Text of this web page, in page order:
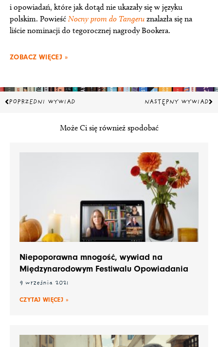
i opowiadań, które jak dotąd nie ukazały się w języku
polskim. Powieść Nocny prom do Tangeru znalazła się na
liście nominacji do tegorocznej nagrody Bookera.
ZOBACZ WIĘCEJ »
Prev
POPRZEDNI WYWIAD NASTĘPNY WYWIAD
Może Ci się również spodobać
Niepoporawna mnogość, wywiad na
Międzynarodowym Festiwalu Opowiadania
9 września 2021
CZYTAJ WIĘCEJ »